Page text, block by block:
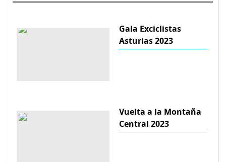
Gala Exciclistas
Asturias 2023
Vuelta a la Montaña
Central 2023